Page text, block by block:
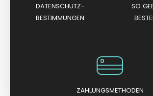
DATENSCHUTZ-
BESTIMMUNGEN
SO
ZAHLUNGSMETHODEN